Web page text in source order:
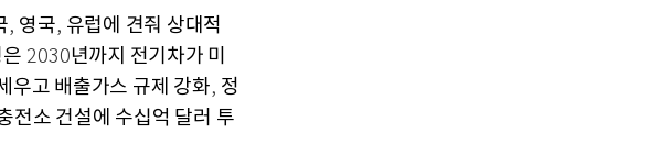
, 영국, 유럽에 견줘 상대적
2030년까지 전기차가 미
우고 배출가스 규제 강화, 정
전소 건설에 수십억 달러 투